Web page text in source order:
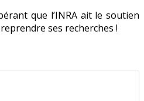
que l’INRA ait le soutien
ses recherches !